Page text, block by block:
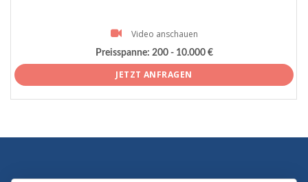
Video anschauen
Preisspanne: 200 - 10.000 €
JETZT ANFRAGEN